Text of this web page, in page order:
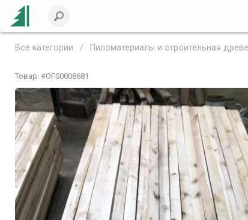
Все категории Пиломатериалы и строительная
Товар: #OFS0008681